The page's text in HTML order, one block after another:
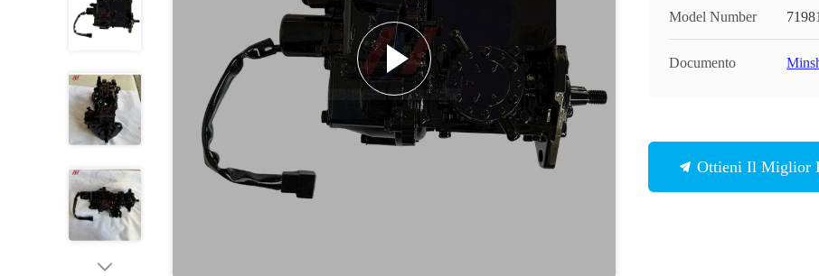
Model Number
Documento
Ottieni Il Miglior